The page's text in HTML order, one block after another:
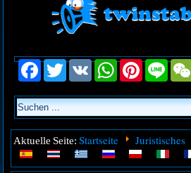
Facebook
Twitter VK WhatsAppPinterestLine
Aktuelle Seite:Startseite Juristisches